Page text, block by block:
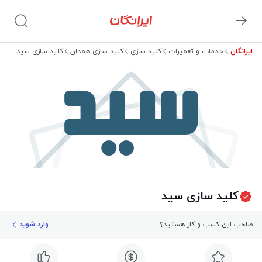
ایرانگان خدمات و تعمیرات کلید سازی کلید سازی همدان کلید سازی سید
سید
کلید سازی سید
صاحب این کسب و کار هستید؟ وارد شوید